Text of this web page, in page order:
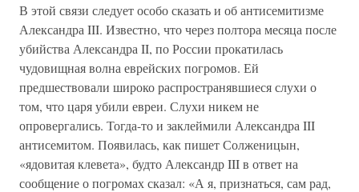
В этой связи следует особо сказать и об антисемитизме
Александра III. Известно, что через полтора месяца после
убийства Александра II, по России прокатилась
чудовищная волна еврейских погромов. Ей
предшествовали широко распространявшиеся слухи о
том, что царя убили евреи. Слухи никем не
опровергались. Тогда-то и заклеймили Александра III
антисемитом. Появилась, как пишет Солженицын,
«ядовитая клевета», будто Александр III в ответ на
сообщение о погромах сказал: «А я, признаться, сам рад,